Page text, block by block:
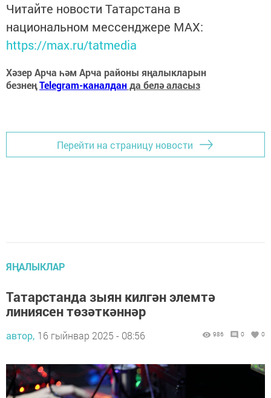
Читайте новости Татарстана в
национальном мессенджере MАХ:
https://max.ru/tatmedia
Хәзер Арча һәм Арча районы яңалыкларын
безнеңTelegram-каналданда белә аласыз
Перейти на страницу новости
ЯҢАЛЫКЛАР
Татарстанда зыян килгән элемтә
линиясен төзәткәннәр
автор, 16 гыйнвар 2025 - 08:56 986 0 0